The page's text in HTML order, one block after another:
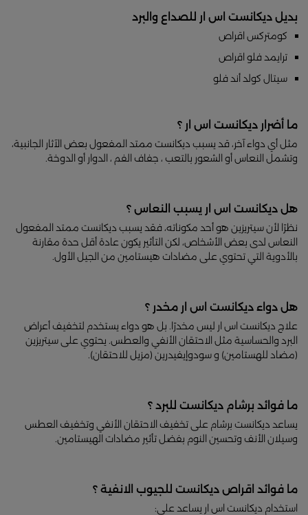
بديل ديكانست اس ار للصداع والبرد
كومتركس اقراص
ترايمد فلو اقراص
سيتال كولد أند فلو
ما أضرار ديكانست اس ار ؟
مثل أي دواء آخر، قد يسبب ديكانست ممتد المفعول بعض الآثار الجانبية،
وتشمل النعاس أو الشعور بالتعب ، جفاف الفم ، الدوار أو الدوخة.
هل ديكانست اس ار يسبب النعاس ؟
نظرًا لأن سيتريزين هو أحد مكوناته، فقد يسبب ديكانست ممتد المفعول
النعاس لدى بعض الأشخاص، لكن التأثير يكون عادة أقل حدة مقارنة
بالأدوية التي تحتوي على مضادات هيستامين من الجيل الأول.
هل دواء ديكانست اس ار مخدر ؟
علاج ديكانست اس ار ليس مخدرًا. بل هو دواء يستخدم لتخفيف أعراض
البرد والحساسية مثل الاحتقان الأنفي والعطس. يحتوي على سيتريزين
(مضاد للهستامين) و سودوإيفيدرين (مزيل للاحتقان).
ما فوائد برشام ديكانست للبرد ؟
يساعد ديكانست برشام على تخفيف الاحتقان الأنفي وتخفيف العطس
وسيلان الأنف وتحسين النوم بفضل تأثير مضادات الهيستامين.
ما فوائد اقراص ديكانست للجيوب الانفية ؟
استخدام ديكانست اس ار يساعد على: